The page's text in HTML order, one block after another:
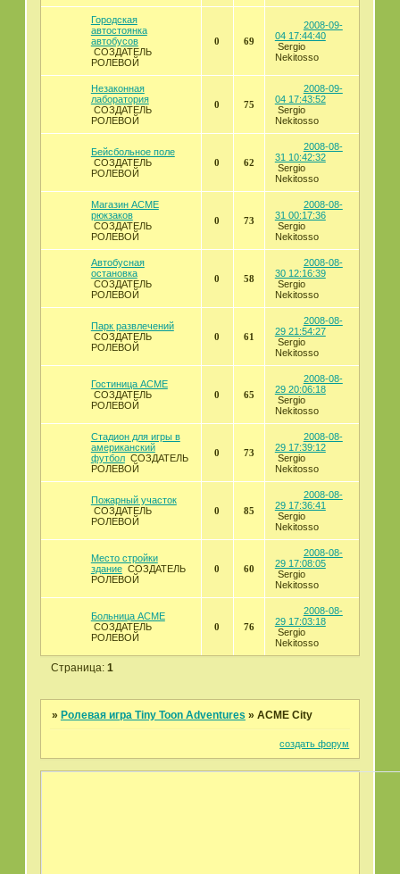
Городская
автостоянка
автобусов
СОЗДАТЕЛЬ
РОЛЕВОЙ
0 69
2008-09-
04 17:44:40
Sergio
Nekitosso
Незаконная
лаборатория
СОЗДАТЕЛЬ
РОЛЕВОЙ
0 75
2008-09-
04 17:43:52
Sergio
Nekitosso
Бейсбольное поле
СОЗДАТЕЛЬ
РОЛЕВОЙ
0 62
2008-08-
31 10:42:32
Sergio
Nekitosso
Магазин АСМЕ
рюкзаков
СОЗДАТЕЛЬ
РОЛЕВОЙ
0 73
2008-08-
31 00:17:36
Sergio
Nekitosso
Автобусная
остановка
СОЗДАТЕЛЬ
РОЛЕВОЙ
0 58
2008-08-
30 12:16:39
Sergio
Nekitosso
Парк развлечений
СОЗДАТЕЛЬ
РОЛЕВОЙ
0 61
2008-08-
29 21:54:27
Sergio
Nekitosso
Гостиница ACME
СОЗДАТЕЛЬ
РОЛЕВОЙ
0 65
2008-08-
29 20:06:18
Sergio
Nekitosso
Стадион для игры в
американский
футбол СОЗДАТЕЛЬ
РОЛЕВОЙ
0 73
2008-08-
29 17:39:12
Sergio
Nekitosso
Пожарный участок
СОЗДАТЕЛЬ
РОЛЕВОЙ
0 85
2008-08-
29 17:36:41
Sergio
Nekitosso
Место стройки
здание СОЗДАТЕЛЬ
РОЛЕВОЙ
0 60
2008-08-
29 17:08:05
Sergio
Nekitosso
Больница АСМЕ
СОЗДАТЕЛЬ
РОЛЕВОЙ
0 76
2008-08-
29 17:03:18
Sergio
Nekitosso
Страница: 1
» Ролевая игра Tiny Toon Adventures » ACME City
создать форум